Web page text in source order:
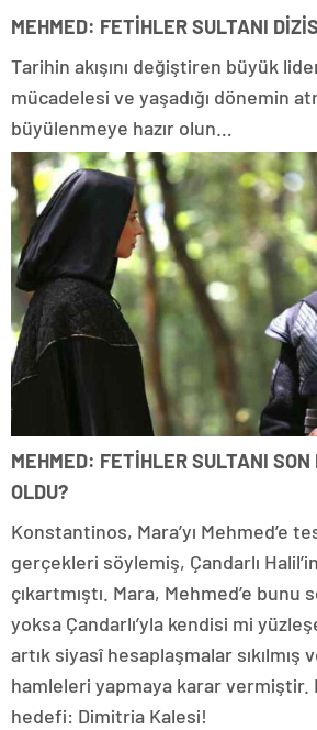
MEHMED: FETİHLER SULTANI
Tarihin akışını değiştiren büyük
mücadelesi ve yaşadığı dönemin
büyülenmeye hazır olun…
MEHMED: FETİHLER SULTANI SON
OLDU?
Konstantinos, Mara’yı Mehmed’e
gerçekleri söylemiş, Çandarlı
çıkartmıştı. Mara, Mehmed’e bunu
yoksa Çandarlı’yla kendisi mi
artık siyasî hesaplaşmalar
hamleleri yapmaya karar vermiştir.
hedefi: Dimitria Kalesi!